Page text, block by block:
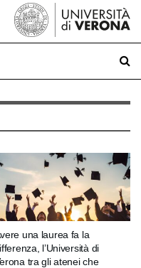
una laurea fa la
l’Università di
tra gli atenei che